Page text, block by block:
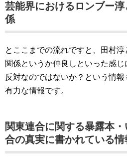
芸能界におけるロンブー
係
とここまでの流れですと、田村
関係というか仲良しといった感
反対なのではないか？という情
有力な情報です。
関東連合に関する暴露本
合の真実に書かれている情